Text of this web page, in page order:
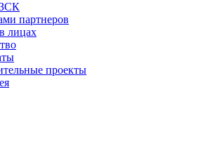
партнеров
лицах
проекты